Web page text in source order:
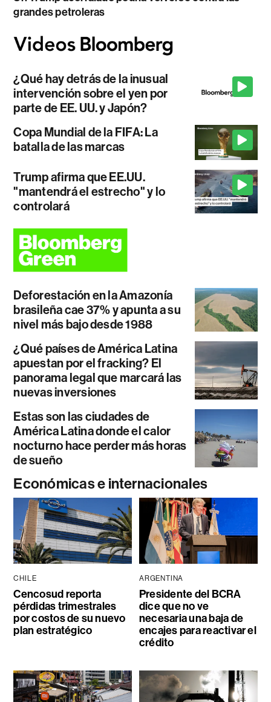
grandes petroleras
¿Qué hay detrás de la inusual
intervención sobre el yen por
parte de EE. UU. y Japón?
Copa Mundial de la FIFA: La
batalla de las marcas
Trump afirma que EE.UU.
"mantendrá el estrecho" y lo
controlará
Deforestación en la Amazonía
brasileña cae 37% y apunta a su
nivel más bajo desde 1988
¿Qué países de América Latina
apuestan por el fracking? El
panorama legal que marcará las
nuevas inversiones
Estas son las ciudades de
América Latina donde el calor
nocturno hace perder más horas
de sueño
Económicas e internacionales
CHILE
Cencosud reporta
pérdidas trimestrales
por costos de su nuevo
plan estratégico
ARGENTINA
Presidente del BCRA
dice que no ve
necesaria una baja de
encajes para reactivar el
crédito